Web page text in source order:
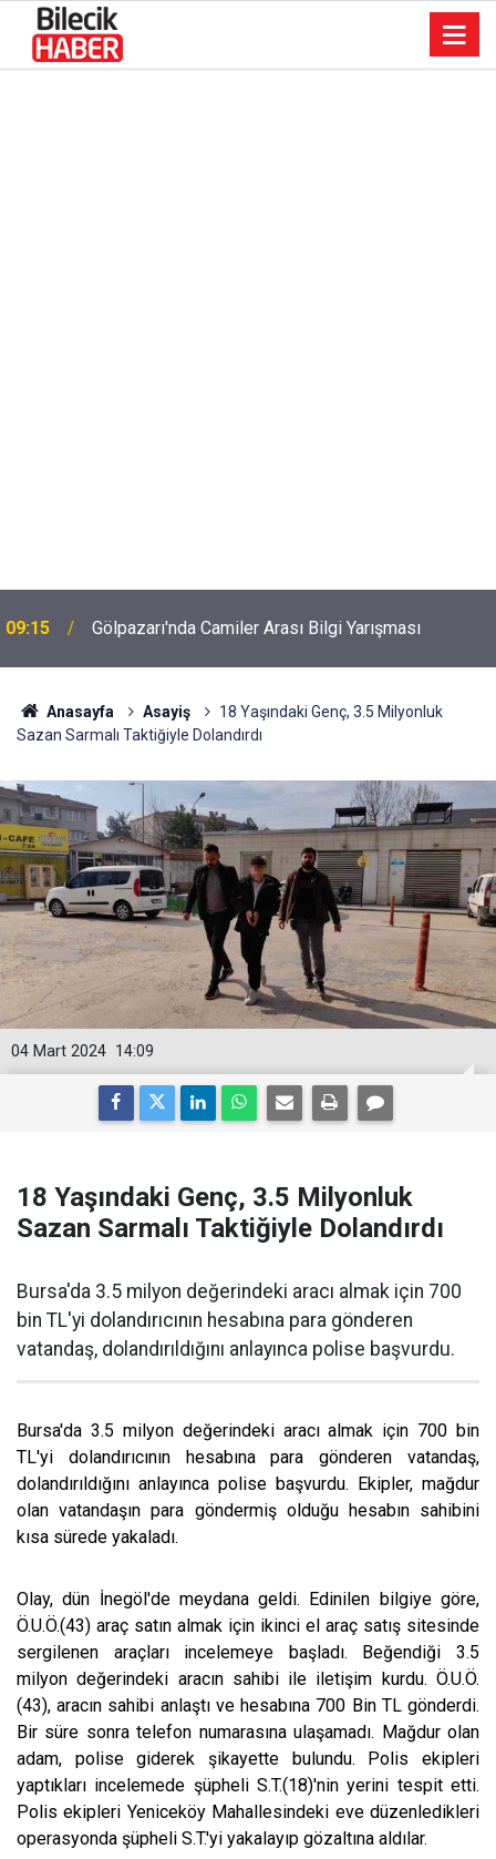
09:15 Gölpazarı'nda Camiler Arası Bilgi Yarışması
Anasayfa Asayiş
18 Yaşındaki Genç, 3.5 Milyonluk
Sazan Sarmalı Taktiğiyle Dolandırdı
14:09
04 Mart 2024
18 Yaşındaki Genç, 3.5 Milyonluk
Sazan Sarmalı Taktiğiyle Dolandırdı
Bursa'da 3.5 milyon değerindeki aracı almak için 700
bin TL'yi dolandırıcının hesabına para gönderen
vatandaş, dolandırıldığını anlayınca polise başvurdu.
Bursa'da 3.5 milyon değerindeki aracı almak için 700 bin
TL'yi dolandırıcının hesabına para gönderen vatandaş,
dolandırıldığını anlayınca polise başvurdu. Ekipler, mağdur
olan vatandaşın para göndermiş olduğu hesabın sahibini
kısa sürede yakaladı.
Olay, dün İnegöl'de meydana geldi. Edinilen bilgiye göre,
Ö.U.Ö.(43) araç satın almak için ikinci el araç satış sitesinde
sergilenen araçları incelemeye başladı. Beğendiği 3.5
milyon değerindeki aracın sahibi ile iletişim kurdu. Ö.U.Ö.
(43), aracın sahibi anlaştı ve hesabına 700 Bin TL gönderdi.
Bir süre sonra telefon numarasına ulaşamadı. Mağdur olan
adam, polise giderek şikayette bulundu. Polis ekipleri
yaptıkları incelemede şüpheli S.T.(18)'nin yerini tespit etti.
Polis ekipleri Yeniceköy Mahallesindeki eve düzenledikleri
operasyonda şüpheli S.T.'yi yakalayıp gözaltına aldılar.